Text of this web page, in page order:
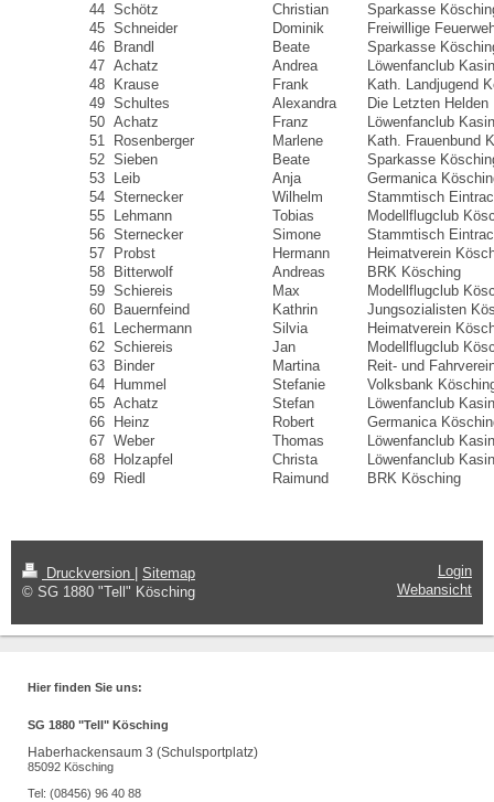
44 Schötz Christian
Sparkasse
45 Schneider Dominik
Freiwillige
46
Brandl Beate
Sparkasse
47 Achatz Andrea
Löwenfanclub
48
Krause Frank
Kath. Landjugend
49 Schultes Alexandra
Die Letzten Helden
50 Achatz Franz
Löwenfanclub
51
Rosenberger Marlene
Kath. Frauenbund
52 Sieben Beate
Sparkasse
53
Leib Anja
Germanica
54 Sternecker Wilhelm
Stammtisch
55
Lehmann Tobias
Modellflugclub
56 Sternecker Simone
Stammtisch
57
Probst Hermann
Heimatverein
58
Bitterwolf Andreas
BRK Kösching
59 Schiereis Max
Modellflugclub
60
Bauernfeind Kathrin
Jungsozialisten
61
Lechermann Silvia
Heimatverein
62 Schiereis Jan
Modellflugclub
63
Binder Martina
Reit- und
64
Hummel Stefanie
Volksbank
65 Achatz Stefan
Löwenfanclub
66
Heinz Robert
Germanica
67 Weber Thomas
Löwenfanclub
68
Holzapfel Christa
Löwenfanclub
69
Riedl Raimund BRK Kösching
Druckversion
Sitemap
© SG 1880 "Tell" Kösching
Login
Webansicht
Hier finden Sie uns:
SG 1880 "Tell" Kösching
Haberhackensaum 3 (Schulsportplatz)
85092 Kösching
Tel: (08456) 96 40 88